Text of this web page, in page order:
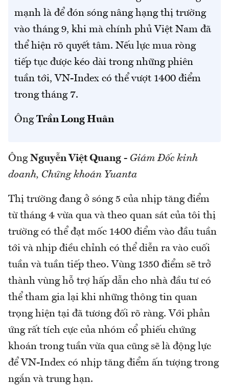
mạnh là để đón sóng nâng hạng thị trường
vào tháng 9, khi mà chính phủ Việt Nam đã
thể hiện rõ quyết tâm. Nếu lực mua ròng
tiếp tục được kéo dài trong những phiên
tuần tới, VN-Index có thể vượt 1400 điểm
trong tháng 7.
Ông Trần Long Huân
Ông Nguyễn Việt Quang - Giám Đốc kinh
doanh, Chứng khoán Yuanta
Thị trường đang ở sóng 5 của nhịp tăng điểm
từ tháng 4 vừa qua và theo quan sát của tôi thị
trường có thể đạt mốc 1400 điểm vào đầu tuần
tới và nhịp điều chỉnh có thể diễn ra vào cuối
tuần và tuần tiếp theo. Vùng 1350 điểm sẽ trở
thành vùng hỗ trợ hấp dẫn cho nhà đầu tư có
thể tham gia lại khi những thông tin quan
trọng hiện tại đã tương đối rõ ràng. Với phản
ứng rất tích cực của nhóm cổ phiếu chứng
khoán trong tuần vừa qua cũng sẽ là động lực
để VN-Index có nhịp tăng điểm ấn tượng trong
ngắn và trung hạn.